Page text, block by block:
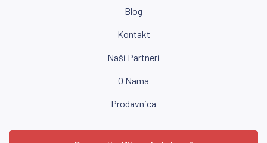
Blog
Kontakt
Naši Partneri
O Nama
Prodavnica